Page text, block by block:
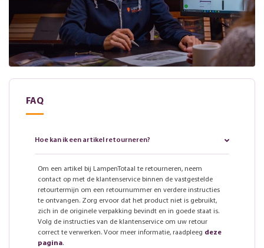
FAQ
Hoe kan ik een artikel retourneren?
Om een artikel bij LampenTotaal te retourneren, neem
contact op met de klantenservice binnen de vastgestelde
retourtermijn om een retournummer en verdere instructies
te ontvangen. Zorg ervoor dat het product niet is gebruikt,
zich in de originele verpakking bevindt en in goede staat is.
Volg de instructies van de klantenservice om uw retour
correct te verwerken. Voor meer informatie, raadpleeg deze
pagina.